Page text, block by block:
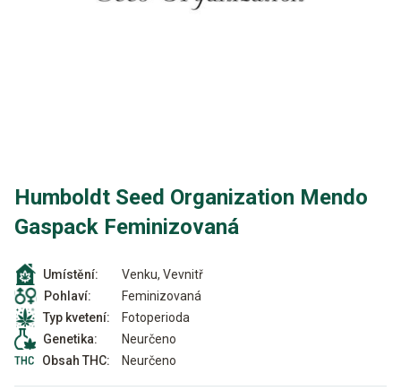
Humboldt Seed Organization Mendo
Gaspack Feminizovaná
Umístění:
Venku, Vevnitř
Pohlaví:
Feminizovaná
Typ kvetení:
Fotoperioda
Genetika:
Neurčeno
Obsah THC:
Neurčeno